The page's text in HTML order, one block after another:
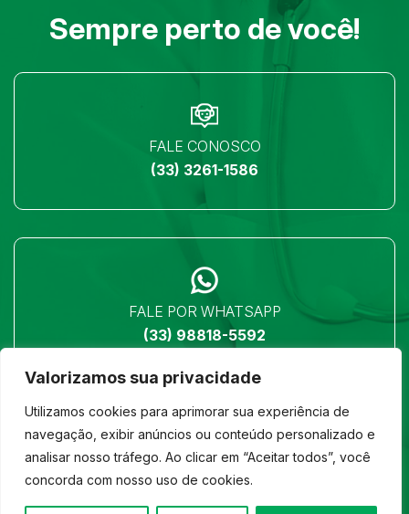
Valorizamos sua privacidade
Utilizamos cookies para aprimorar sua experiência de
navegação, exibir anúncios ou conteúdo personalizado e
analisar nosso tráfego. Ao clicar em “Aceitar todos”, você
concorda com nosso uso de cookies.
Sempre perto de você!
FALE CONOSCO
(33) 3261-1586
FALE POR WHATSAPP
(33) 98818-5592
LOCALIZAÇÃO